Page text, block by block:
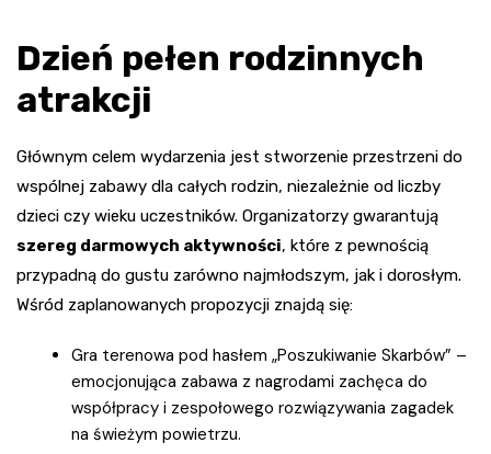
Dzień pełen rodzinnych
atrakcji
Głównym celem wydarzenia jest stworzenie przestrzeni do
wspólnej zabawy dla całych rodzin, niezależnie od liczby
dzieci czy wieku uczestników. Organizatorzy gwarantują
szereg darmowych aktywności, które z pewnością
przypadną do gustu zarówno najmłodszym, jak i dorosłym.
Wśród zaplanowanych propozycji znajdą się:
Gra terenowa pod hasłem „Poszukiwanie Skarbów” –
emocjonująca zabawa z nagrodami zachęca do
współpracy i zespołowego rozwiązywania zagadek
na świeżym powietrzu.